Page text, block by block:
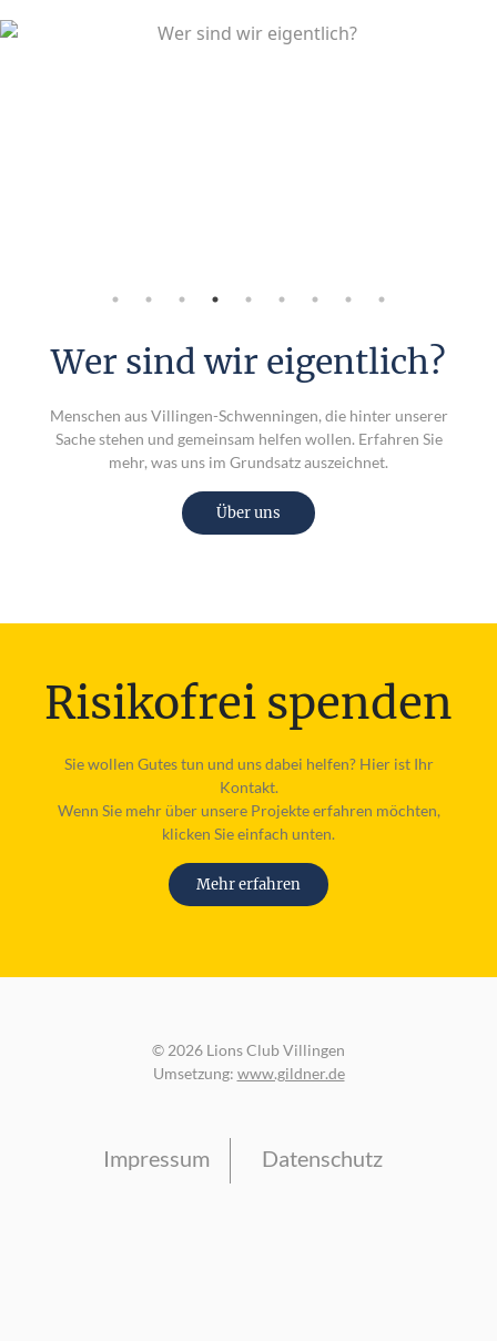
Wer sind wir eigentlich?
Menschen aus Villingen-Schwenningen, die hinter unserer
Sache stehen und gemeinsam helfen wollen. Erfahren Sie
mehr, was uns im Grundsatz auszeichnet.
Über uns
Risikofrei spenden
Sie wollen Gutestun und uns dabei helfen? Hier ist Ihr
Kontakt.
Wenn Sie mehr über unsere Projekte erfahren möchten,
klicken Sie einfach unten.
Mehr erfahren
© 2026 Lions Club Villingen
Umsetzung: www.gildner.de
Impressum Datenschutz